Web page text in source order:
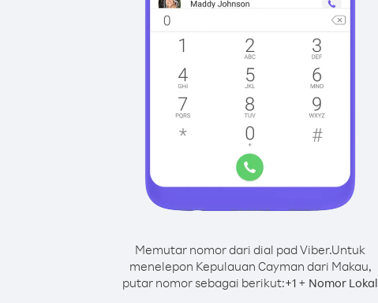
Memutar nomor dari dial pad Viber.Untuk
menelepon Kepulauan Cayman dari Makau,
putar nomor sebagai berikut:+1 + Nomor Lokal